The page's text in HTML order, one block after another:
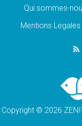
en
Au
Qui sommes-
Mentions Legales
Copyright © 2026